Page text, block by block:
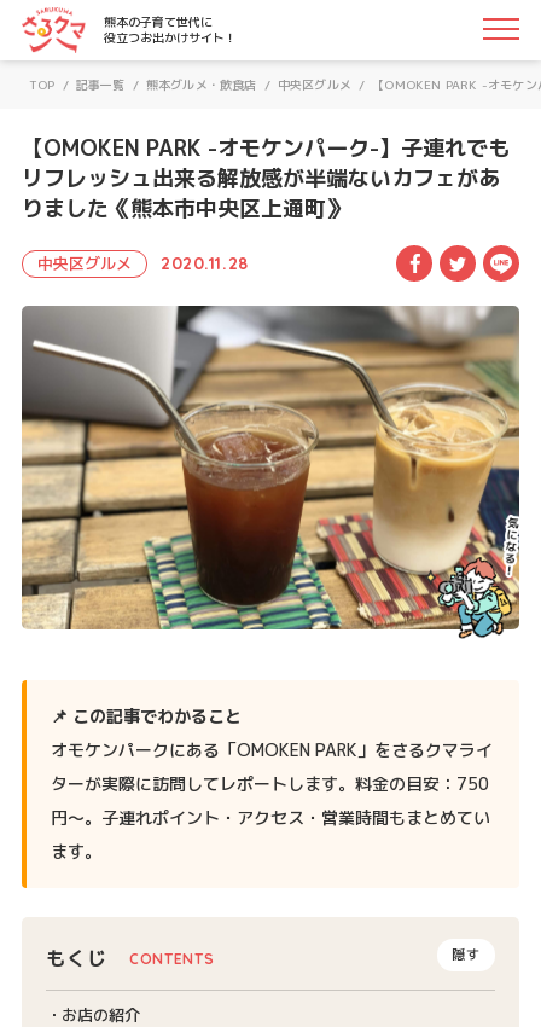
さるクマ-さるこう、熊本-｜熊本の子育て世代に役立つお
熊本の子育て世代に
役立つお出かけサイト！
TOP / 記事一覧 / 熊本グルメ・飲食店 / 中央区グルメ / 【OMOKEN PARK -オモケ
【OMOKEN PARK -オモケンパーク-】子連れでも
リフレッシュ出来る解放感が半端ないカフェがあ
りました《熊本市中央区上通町》
中央区グルメ 2020.11.28 Facebook
📌 この記事でわかること
オモケンパークにある「OMOKEN PARK」をさるクマライ
ターが実際に訪問してレポートします。料金の目安：750
円〜。子連れポイント・アクセス・営業時間もまとめてい
ます。
もくじ 隠す
お店の紹介